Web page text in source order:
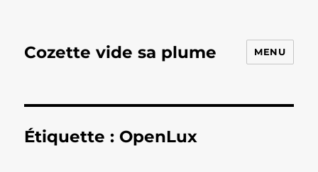
Cozette vide sa plume MENU
Étiquette : OpenLux